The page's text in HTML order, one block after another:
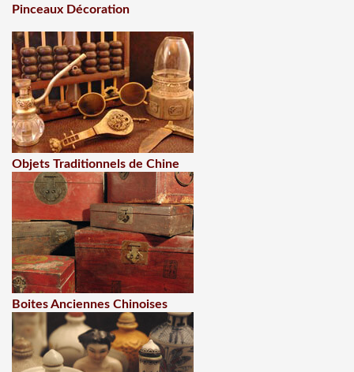
Pinceaux Décoration
Objets Traditionnels de Chine
Boites Anciennes Chinoises